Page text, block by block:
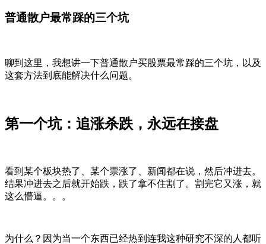
普通散户最常踩的三个坑
聊到这里，我想讲一下普通散户买股票最常踩的三个坑，以及
这套方法到底能解决什么问题。
第一个坑：追涨杀跌，永远在接盘
看到某个板块热了、某个票涨了、新闻都在说，然后冲进去。
结果冲进去之后就开始跌，跌了拿不住割了。割完它又涨，就
这么懵逼。。。
为什么？因为当一个东西已经热到连我这种研究不深的人都听